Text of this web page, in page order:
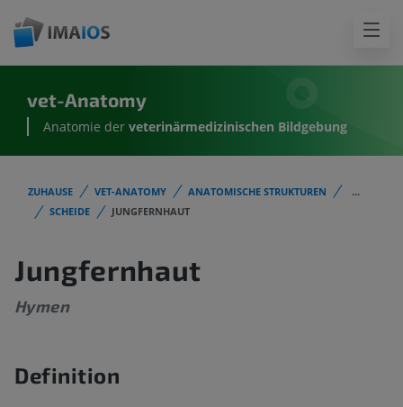
vet-Anatomy
Anatomie der veterinärmedizinischen Bildgebung
ZUHAUSE VET-ANATOMY ANATOMISCHE STRUKTUREN
...
SCHEIDE
JUNGFERNHAUT
Jungfernhaut
Hymen
Definition